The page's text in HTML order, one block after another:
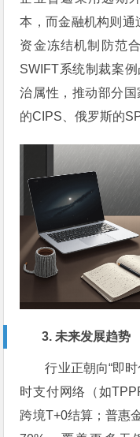
本，而金融机构则通
资金冻结机制防范
SWIFT系统制裁案
治属性，推动部分
的CIPS、俄罗斯的
3. 未来发展趋势
行业正朝向“即
时支付网络（如
跨境T+0结算；普惠